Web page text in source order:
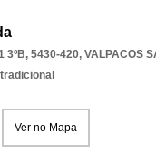
3ºB, 5430-420, VALPACOS
Ver no Mapa